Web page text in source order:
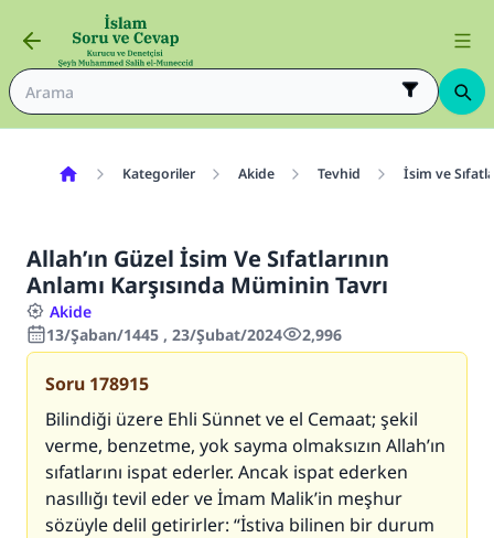
Kategoriler Akide Tevhid İsim ve
Allah’ın Güzel İsim Ve Sıfatlarının
Anlamı Karşısında Müminin Tavrı
Akide
13/Şaban/1445 , 23/Şubat/2024
2,996
Soru 178915
Bilindiği üzere Ehli Sünnet ve el Cemaat; şekil
verme, benzetme, yok sayma olmaksızın Allah’ın
sıfatlarını ispat ederler. Ancak ispat ederken
nasıllığı tevil eder ve İmam Malik’in meşhur
sözüyle delil getirirler: “İstiva bilinen bir durum